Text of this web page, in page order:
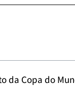
da Copa do